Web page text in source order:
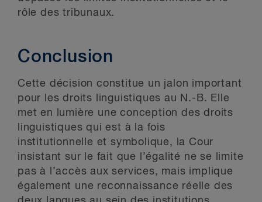
rôle des tribunaux.
Conclusion
Cette décision constitue un jalon important
pour les droits linguistiques au N.-B. Elle
met en lumière une conception des droits
linguistiques qui est à la fois
institutionnelle et symbolique, la Cour
insistant sur le fait que l’égalité ne se limite
pas à l’accès aux services, mais implique
également une reconnaissance réelle des